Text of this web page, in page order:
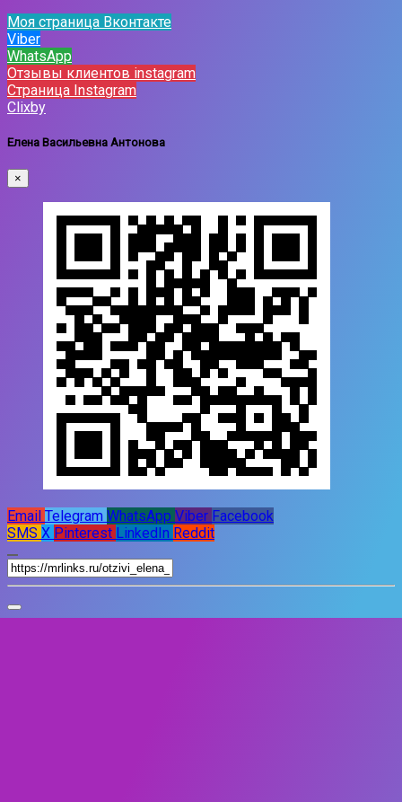
Моя страница Вконтакте
Viber
WhatsApp
Отзывы клиентов instagram
Страница Instagram
Clixby
Елена Васильевна Антонова
×
Email Telegram WhatsApp Viber Facebook
SMS X Pinterest LinkedIn Reddit